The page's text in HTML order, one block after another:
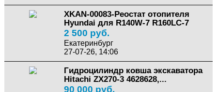
XKAN-00083-Реостат отопителя
Hyundai для R140W-7 R160LC-7
2 500 руб.
Екатеринбург
27-07-26, 14:06
Гидроцилиндр ковша экскаватора
Hitachi ZX270-3 4628628,...
90 000 руб.